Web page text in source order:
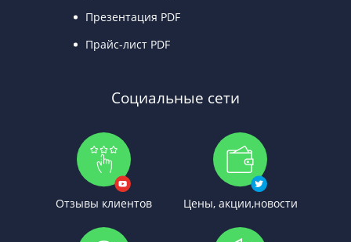
Презентация PDF
Прайс-лист PDF
Социальные сети
Отзывы клиентов Цены, акции,новости